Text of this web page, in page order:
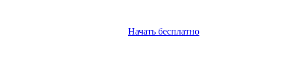
Начать бесплатно